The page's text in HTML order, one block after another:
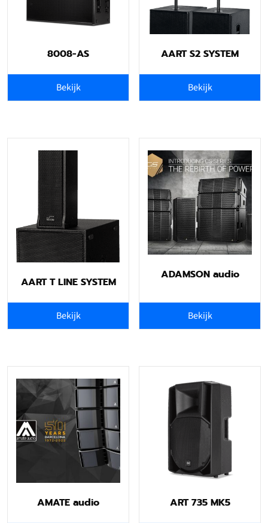
8008-AS
Bekijk
AART S2 SYSTEM
Bekijk
AART T LINE SYSTEM
Bekijk
ADAMSON audio
Bekijk
AMATE audio ART 735 MK5